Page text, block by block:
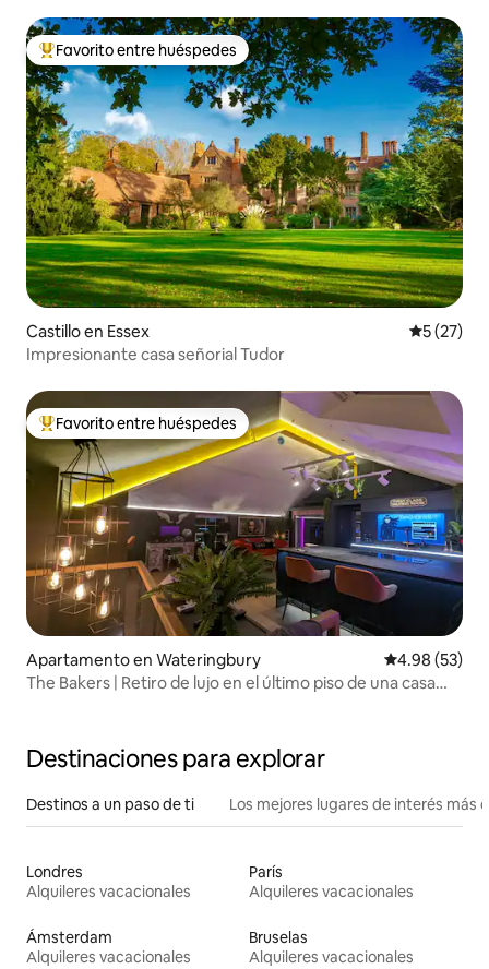
Favorito entre huéspedes preferido
Favorito entre huéspedes
Castillo en Essex
5 (27)
Impresionante casa señorial Tudor
Favorito entre huéspedes preferido
Favorito entre huéspedes
Apartamento en Wateringbury Calificación
4.98 (53)
The Bakers | Retiro de lujo en el último piso de una casa
Destinaciones para explorar
Destinos a un paso de ti Los mejores lugares de interés más
Londres
Alquileres vacacionales
París
Alquileres vacacionales
Ámsterdam
Alquileres vacacionales
Bruselas
Alquileres vacacionales